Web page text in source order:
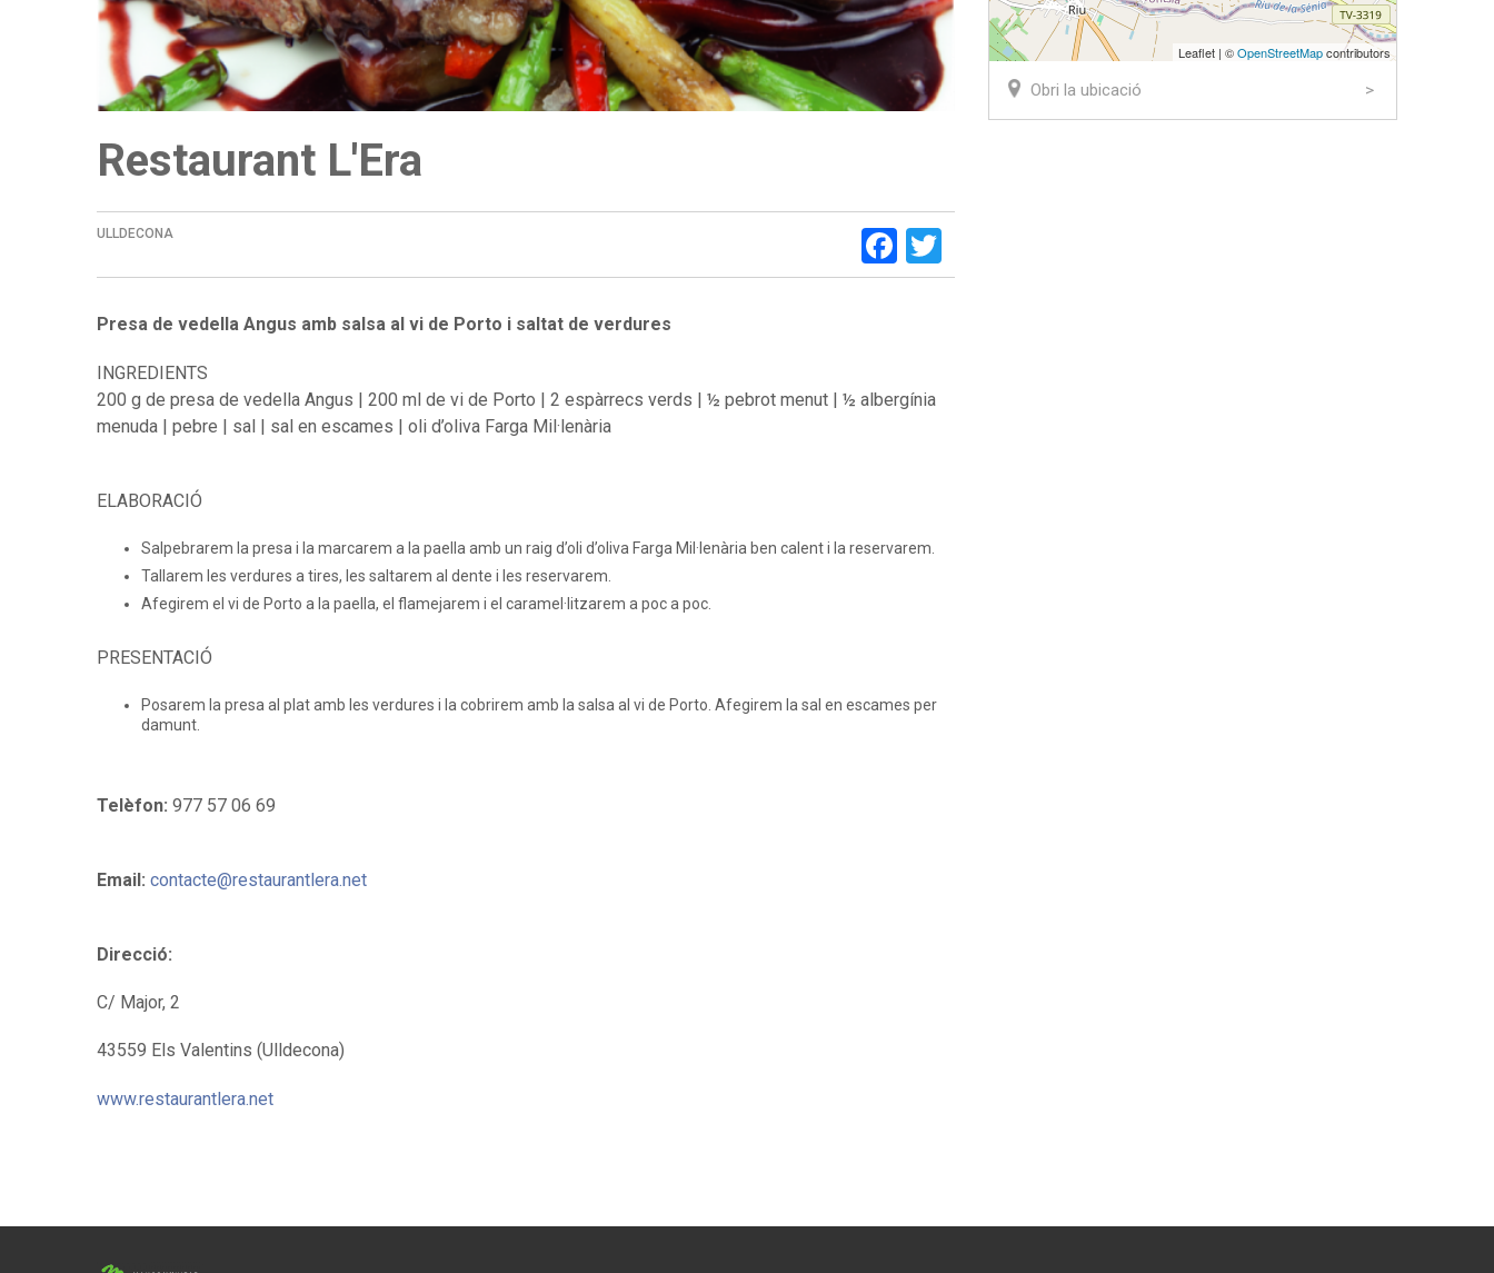
Restaurant L'Era
ULLDECONA Facebook
Presa de vedella Angus amb salsa al vi de Porto i saltat de verdures
INGREDIENTS
200 g de presa de vedella Angus | 200 ml de vi de Porto | 2 espàrrecs verds | ½ pebrot menut | ½ albergínia
menuda | pebre | sal | sal en escames | oli d’oliva Farga Mil·lenària
ELABORACIÓ
Salpebrarem la presa i la marcarem a la paella amb un raig d’oli d’oliva Farga Mil·lenària ben calent i la reservarem.
Tallarem les verdures a tires, les saltarem al dente i les reservarem.
Afegirem el vi de Porto a la paella, el flamejarem i el caramel·litzarem a poc a poc.
PRESENTACIÓ
Posarem la presa al plat amb les verdures i la cobrirem amb la salsa al vi de Porto. Afegirem la sal en escames per
damunt.
Telèfon: 977 57 06 69
Email: contacte@restaurantlera.net
Direcció:
C/ Major, 2
43559 Els Valentins (Ulldecona)
www.restaurantlera.net
Leaflet | ©OpenStreetMapcontributors
Obri la ubicació